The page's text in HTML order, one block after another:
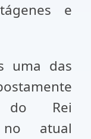
e
uma das
do Rei
no atual